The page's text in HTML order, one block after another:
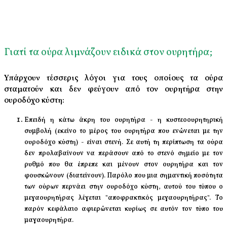
Γιατί τα ούρα λιμνάζουν ειδικά στον ουρητήρα;
Υπάρχουν τέσσερις λόγοι για τους οποίους τα ούρα
σταματούν και δεν φεύγουν από τον ουρητήρα στην
ουροδόχο κύστη:
Επειδή η κάτω άκρη του ουρητήρα - η κυστεοουρητηρική
συμβολή (εκείνο το μέρος του ουρητήρα που ενώνεται με την
ουροδόχο κύστη) - είναι στενή. Σε αυτή τη περίπτωση τα ούρα
δεν προλαβαίνουν να περάσουν από το στενό σημείο με τον
ρυθμό που θα έπρεπε και μένουν στον ουρητήρα και τον
φουσκώνουν (διατείνουν). Παρόλο που μια σημαντική ποσότητα
των ούρων περνάει στην ουροδόχο κύστη, αυτού του τύπου ο
μεγαουρητήρας λέγεται "αποφρακτικός μεγαουρητήρας". Το
παρόν κεφάλαιο αφιερώνεται κυρίως σε αυτόν τον τύπο του
μαγαουρητήρα.